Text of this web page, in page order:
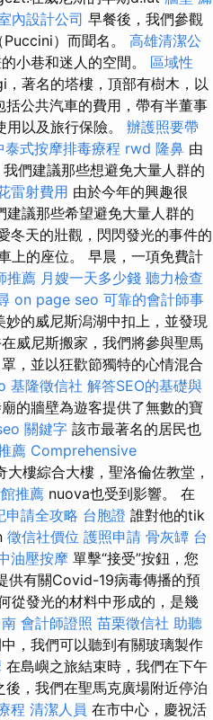
內設計公司 早餐後，我們參觀
）而聞名。 高雄清潔公
小巷和迷人的空間。 區域性
，著名的塔樓，頂部有樹木，以
公共汽車的費用，帶有半董事
以及旅行保險。 辦護照要帶
泰式按摩排毒療程 rwd 隆鼻 由
們建議那些想避免大量人群的
雷射費用 由於今年的興趣很
議那些希望避免大量人群的
冬天的壯觀，閃閃發光的事件的
上的座位。 早晨，一項免費計
推薦 月嫂一天多少錢 聽力檢查
on page seo 可靠的會計師事
的威尼斯潟湖中扣上，並發現
威尼斯搬家，我們將參與聖馬
，並以狂歡節獨特的心情混合
基隆徵信社 解答SEO的基礎與
的牆壁為遊客提供了無數的寶
關鍵字 該市最著名的居民也
薦 Comprehensive
樓綜合大樓，聖洛倫佐教堂，
推薦 nuova也受到影響。 在
申請全攻略 台胞證 誰對他的tik
徵信社價位 護照申請 骨灰罈 台
油壓按摩 單擊“接受”按鈕，您
供有關Covid-19病毒傳播的預
從發光的材料中形成的，是幾
會計師證照 苗栗徵信社 助聽
，我們可以聽到有關玻璃製作
在島嶼之旅結束時，我們在下午
後，我們在聖馬克廣場附近停泊
程 清潔人員 在市中心，慶祝活